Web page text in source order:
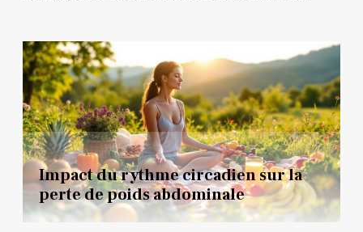
Impact du rythme circadien sur la
perte de poids abdominale